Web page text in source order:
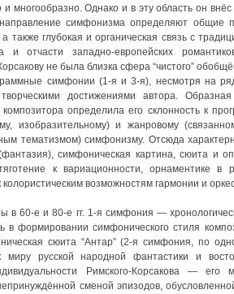
многообразно. Однако и в эту область он
симфонизма определяют общие
а также глубокая и органическая связь с
и отчасти западно-европейских
не была близка сфера “чистого”
симфонии (1-я и 3-я), несмотря на
достижениями автора. Образная
определила его склонность к
изобразительному) и жанровому
тематизмом) симфонизму. Отсюда
симфоническая картина, сюита и
к вариационности, орнаментике в
возможностям гармонии и
в 60-е и 80-е гг. 1-я симфония —
формировании симфонического стиля
сюита “Антар” (2-я симфония, по
русской народной фантастики и
Римского-Корсакова — его
сменой эпизодов,